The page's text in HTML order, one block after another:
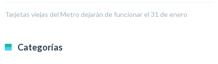
Tarjetas viejas del Metro dejarán de funcionar el 31 de enero
Categorías